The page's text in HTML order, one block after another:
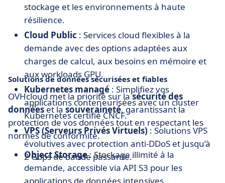
stockage et les environnements à haute
résilience.
Cloud Public : Services cloud flexibles à la
demande avec des options adaptées aux
charges de calcul, aux besoins en mémoire et
aux workloads GPU.
Kubernetes managé : Simplifiez vos
applications conteneurisées avec un cluster
Kubernetes certifié CNCF.
VPS (Serveurs Privés Virtuels) : Solutions VPS
évolutives avec protection anti-DDoS et jusqu’à
2 Gbps de bande passante.
Solutions de données sécurisées et fiables
OVHcloud met la priorité sur lasécurité des
donnéeset lasouveraineté, garantissant la
protection de vos données tout en respectant les
normes de conformité.
Object Storage: Stockage illimité à la
demande, accessible via API S3 pour les